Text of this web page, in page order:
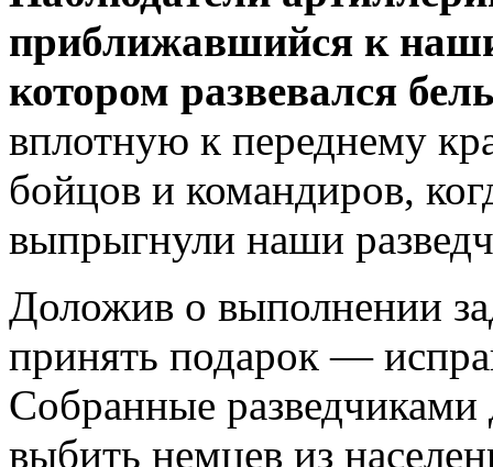
приближавшийся к
котором развевался
вплотную к переднему
бойцов и командиров,
выпрыгнули наши
Доложив о выполнении
принять подарок —
Собранные
выбить немцев из